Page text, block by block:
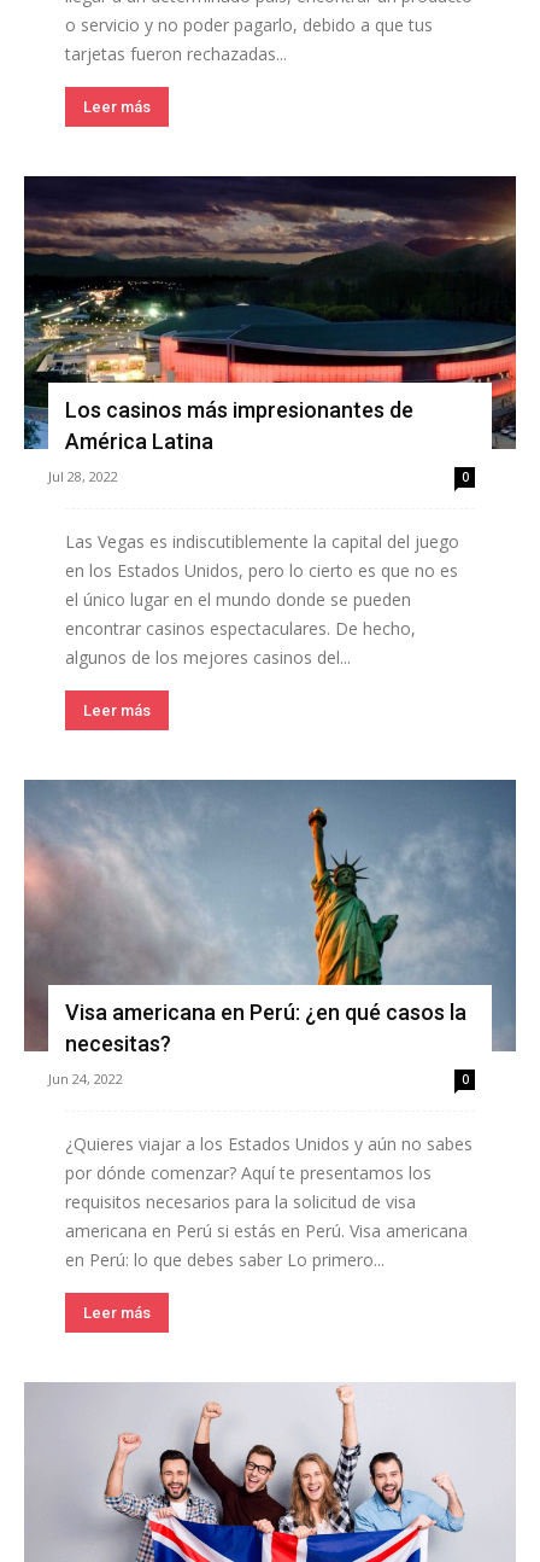
o servicio y no poder pagarlo, debido a que tus
tarjetas fueron rechazadas...
Leer más
Los casinos más impresionantes de
América Latina
Jul 28, 2022 0
Las Vegas es indiscutiblemente la capital del juego
en los Estados Unidos, pero lo cierto es que no es
el único lugar en el mundo donde se pueden
encontrar casinos espectaculares. De hecho,
algunos de los mejores casinos del...
Leer más
Visa americana en Perú: ¿en qué casos la
necesitas?
Jun 24, 2022 0
¿Quieres viajar a los Estados Unidos y aún no sabes
por dónde comenzar? Aquí te presentamos los
requisitos necesarios para la solicitud de visa
americana en Perú si estás en Perú. Visa americana
en Perú: lo que debes saber Lo primero...
Leer más